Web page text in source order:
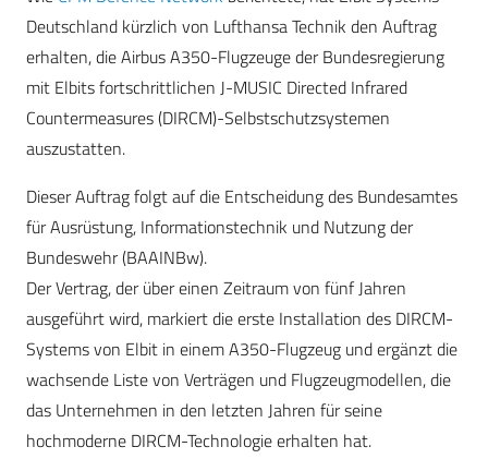
Deutschland kürzlich von Lufthansa Technik den Auftrag
erhalten, die Airbus A350-Flugzeuge der Bundesregierung
mit Elbits fortschrittlichen J-MUSIC Directed Infrared
Countermeasures (DIRCM)-Selbstschutzsystemen
auszustatten.
Dieser Auftrag folgt auf die Entscheidung des Bundesamtes
für Ausrüstung, Informationstechnik und Nutzung der
Bundeswehr (BAAINBw).
Der Vertrag, der über einen Zeitraum von fünf Jahren
ausgeführt wird, markiert die erste Installation des DIRCM-
Systems von Elbit in einem A350-Flugzeug und ergänzt die
wachsende Liste von Verträgen und Flugzeugmodellen, die
das Unternehmen in den letzten Jahren für seine
hochmoderne DIRCM-Technologie erhalten hat.